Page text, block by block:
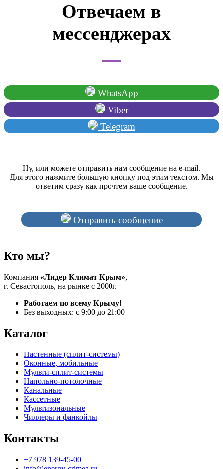
Отвечаем в
мессенджерах
WhatsApp
Viber
Telegram
Ну, или можете отправить нам сообщение на e-mail.
Для этого нажмите большую кнопку под этим текстом. Мы
ответим сразу как прочтем ваше сообщение.
Отправить сообщение
Кто мы?
Компания «Лидер Климат Крым»,
г. Севастополь, на рынке с 2000г.
Работаем по всему Крыму!
Без выходных: с 9:00 до 21:00
Каталог
Настенные (сплит-системы)
Оконные, мобильные
Мульти-сплит-системы
Напольно-потолочные
Канальные
Кассетные
Мультизональные
Чиллеры и фанкойлы
Контакты
+7 978 139-45-00